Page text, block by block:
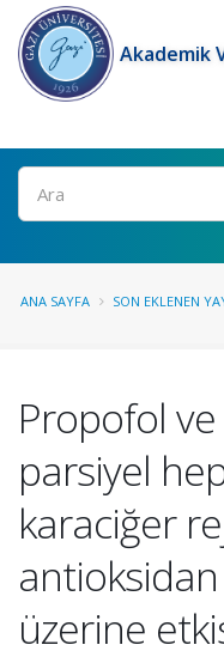
Akademik
Ara
ANA SAYFA SON EKLENEN
Propofol
parsiyel
karaciğer
üzerine